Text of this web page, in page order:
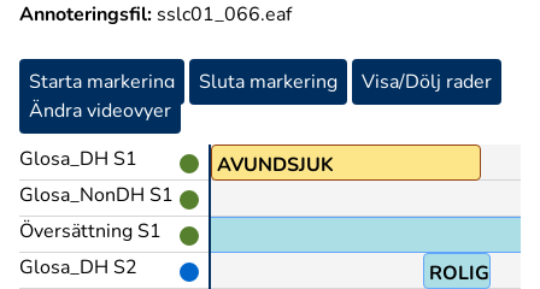
Annoteringsfil: sslc01_066.eaf
Starta markering Sluta markering
Visa/Dölj rader
Ändra videovyer
Glosa_DH S1
Glosa_NonDH S1
Översättning S1
Glosa_DH S2
INTE AVUNDSJUK
ROLIG